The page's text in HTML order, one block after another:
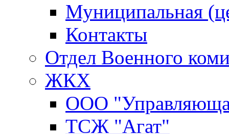
Муниципальная
Контакты
Отдел Военного
ЖКХ
ООО
ТСЖ "Агат"